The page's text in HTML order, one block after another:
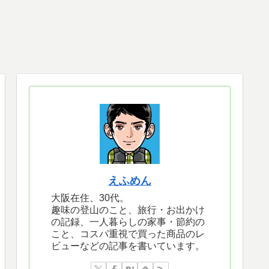
えふめん
大阪在住、30代。
趣味の登山のこと、旅行・お出かけ
の記録、一人暮らしの家事・節約の
こと、コスパ重視で買った商品のレ
ビューなどの記事を書いています。